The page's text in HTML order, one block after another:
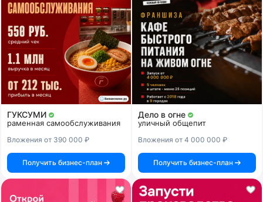
ГУКСУМИ
раменная самообслуживания
Вложения от 390 000 ₽
Получить бизнес-план
Дело в огне
уличный общепит
Вложения от 4 000 000 ₽
Получить бизнес-план